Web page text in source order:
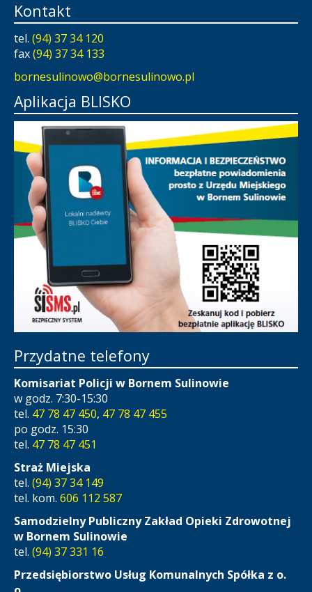
Kontakt
tel. (94) 37 34 120
fax(94) 37 34 133
bornesulinowo@bornesulinowo.pl
Aplikacja BLISKO
Przydatne telefony
Komisariat Policji w Bornem Sulinowie
w godz. 7:30-15:30
tel. 47 78 47 450, 47 78 47 455
po godz. 15:30
tel. 47 78 47 451
Straż Miejska
tel. (94) 37 34 149
tel. kom. 606 112 587
Samodzielny Publiczny Zakład Opieki Zdrowotnej
w Bornem Sulinowie
tel. (94) 37 331 16
Przedsiębiorstwo Usług Komunalnych Spółka z o.